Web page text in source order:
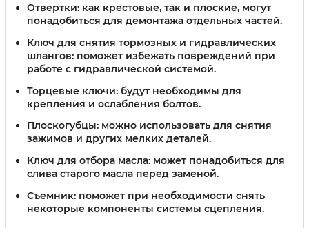
Отвертки: как крестовые, так и плоские, могут
понадобиться для демонтажа отдельных частей.
Ключ для снятия тормозных и гидравлических
шлангов: поможет избежать повреждений при
работе с гидравлической системой.
Торцевые ключи: будут необходимы для
крепления и ослабления болтов.
Плоскогубцы: можно использовать для снятия
зажимов и других мелких деталей.
Ключ для отбора масла: может понадобиться для
слива старого масла перед заменой.
Съемник: поможет при необходимости снять
некоторые компоненты системы сцепления.